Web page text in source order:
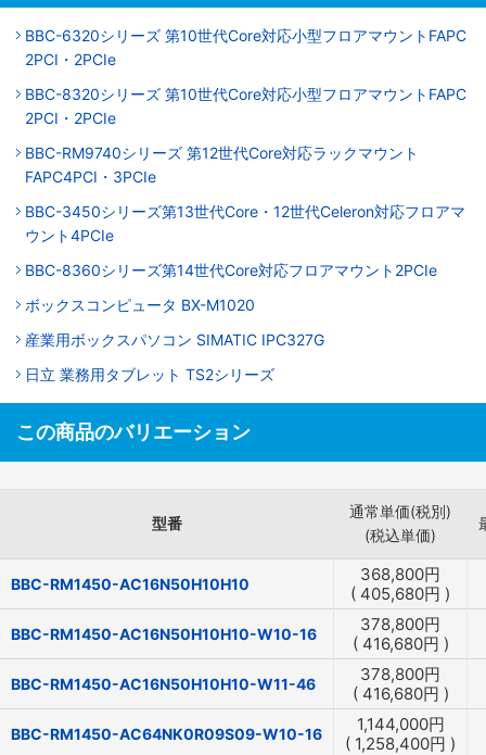
BBC-6320シリーズ 第10世代Core対応小型フロアマウントFAPC
2PCI・2PCIe
BBC-8320シリーズ 第10世代Core対応小型フロアマウントFAPC
2PCI・2PCIe
BBC-RM9740シリーズ 第12世代Core対応ラックマウント
FAPC4PCI・3PCIe
BBC-3450シリーズ第13世代Core・12世代Celeron対応フロアマ
ウント4PCIe
BBC-8360シリーズ第14世代Core対応フロアマウント2PCIe
ボックスコンピュータ BX-M1020
産業用ボックスパソコン SIMATIC IPC327G
日立 業務用タブレット TS2シリーズ
この商品のバリエーション
型番
通常単価(税別)
(税込単価)
BBC-RM1450-AC16N50H10H10 368,800円
( 405,680円 )
BBC-RM1450-AC16N50H10H10-W10-16 378,800円
( 416,680円 )
BBC-RM1450-AC16N50H10H10-W11-46 378,800円
( 416,680円 )
BBC-RM1450-AC64NK0R09S09-W10-16 1,144,000円
( 1,258,400円 )